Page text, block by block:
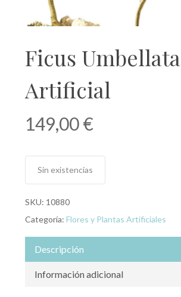
Ficus Umbellata
Artificial
149,00€
Sin existencias
SKU: 10880
Categoría: Flores y Plantas Artificiales
Descripción
Información adicional